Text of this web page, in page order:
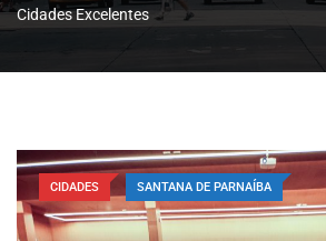
Cidades Excelentes
CIDADES SANTANA DE PARNAÍBA